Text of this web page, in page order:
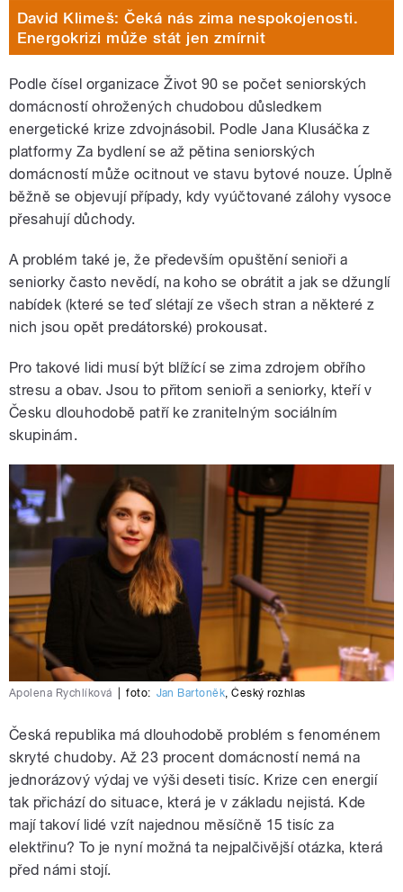
David Klimeš: Čeká nás zima nespokojenosti.
Energokrizi může stát jen zmírnit
Podle čísel organizace Život 90 se počet seniorských
domácností ohrožených chudobou důsledkem
energetické krize zdvojnásobil. Podle Jana Klusáčka z
platformy Za bydlení se až pětina seniorských
domácností může ocitnout ve stavu bytové nouze. Úplně
běžně se objevují případy, kdy vyúčtované zálohy vysoce
přesahují důchody.
A problém také je, že především opuštění senioři a
seniorky často nevědí, na koho se obrátit a jak se džunglí
nabídek (které se teď slétají ze všech stran a některé z
nich jsou opět predátorské) prokousat.
Pro takové lidi musí být blížící se zima zdrojem obřího
stresu a obav. Jsou to přitom senioři a seniorky, kteří v
Česku dlouhodobě patří ke zranitelným sociálním
skupinám.
Apolena Rychlíková foto: Jan Bartoněk,Český rozhlas
Česká republika má dlouhodobě problém s fenoménem
skryté chudoby. Až 23 procent domácností nemá na
jednorázový výdaj ve výši deseti tisíc. Krize cen energií
tak přichází do situace, která je v základu nejistá. Kde
mají takoví lidé vzít najednou měsíčně 15 tisíc za
elektřinu? To je nyní možná ta nejpalčivější otázka, která
před námi stojí.